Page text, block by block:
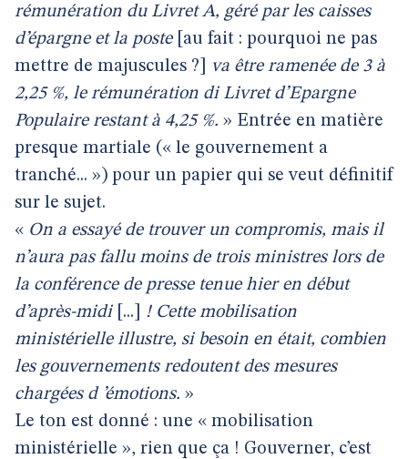
rémunération du Livret A, géré par les caisses
d’épargne et la poste[au fait : pourquoi ne pas
mettre de majuscules ?] va être ramenée de 3 à
2,25 %, le rémunération di Livret d’Epargne
Populaire restant à 4,25 %. » Entrée en matière
presque martiale (« le gouvernement a
tranché... ») pour un papier qui se veut définitif
sur le sujet.
« On a essayé de trouver un compromis, mais il
n’aura pas fallu moins de trois ministres lors de
la conférence de presse tenue hier en début
d’après-midi[...]
! Cette mobilisation
ministérielle illustre, si besoin en était, combien
les gouvernements redoutent des mesures
chargées d ’émotions. »
Le ton est donné : une « mobilisation
ministérielle », rien que ça ! Gouverner, c’est